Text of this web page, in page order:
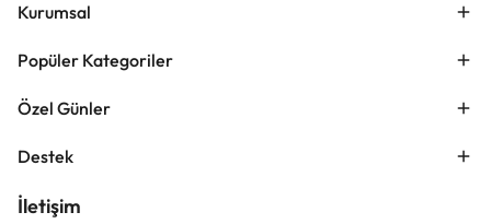
Kurumsal
Popüler Kategoriler
Özel Günler
Destek
İletişim